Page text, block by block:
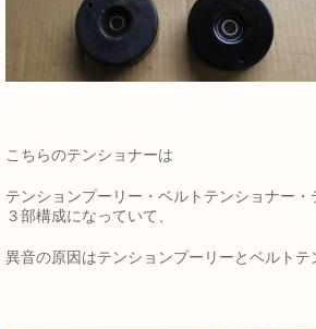
こちらのテンショナーは
テンションプーリー・ベルトテンショナー
３部構成になっていて、
異音の原因はテンションプーリーとベルトテ